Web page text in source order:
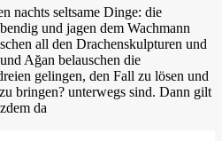
nachts seltsame Dinge: die
und jagen dem Wachmann
all den Drachenskulpturen und
Ağan belauschen die
gelingen, den Fall zu lösen und
bringen? unterwegs sind. Dann gilt
da